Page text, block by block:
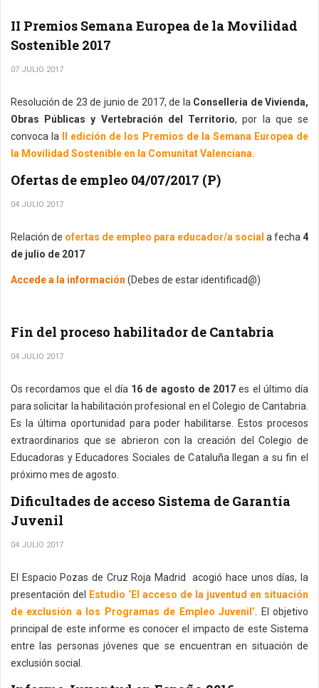
II Premios Semana Europea de la Movilidad
Sostenible 2017
07 JULIO 2017
Resolución de 23 de junio de 2017, de la Conselleria de Vivienda,
Obras Públicas y Vertebración del Territorio, por la que se
convoca la II edición de los Premios de la Semana Europea de
la Movilidad Sostenible en la Comunitat Valenciana.
Ofertas de empleo 04/07/2017 (P)
04 JULIO 2017
Relación de ofertas de empleo para educador/a social a fecha 4
de julio de 2017
Accede a la información (Debes de estar identificad@)
Fin del proceso habilitador de Cantabria
04 JULIO 2017
Os recordamos que el día 16 de agosto de 2017es el último día
para solicitar la habilitación profesional en el Colegio de Cantabria.
Es la última oportunidad para poder habilitarse. Estos procesos
extraordinarios que se abrieron con la creación del Colegio de
Educadoras y Educadores Sociales de Cataluña llegan a su fin el
próximo mes de agosto.
Dificultades de acceso Sistema de Garantía
Juvenil
04 JULIO 2017
El Espacio Pozas de Cruz Roja Madrid acogió hace unos días, la
presentación del
Estudio ‘El acceso de la juventud en situación
de exclusión a los Programas de Empleo Juvenil’ . El objetivo
principal de este informe es conocer el impacto de este Sistema
entre las personas jóvenes que se encuentran en situación de
exclusión social.